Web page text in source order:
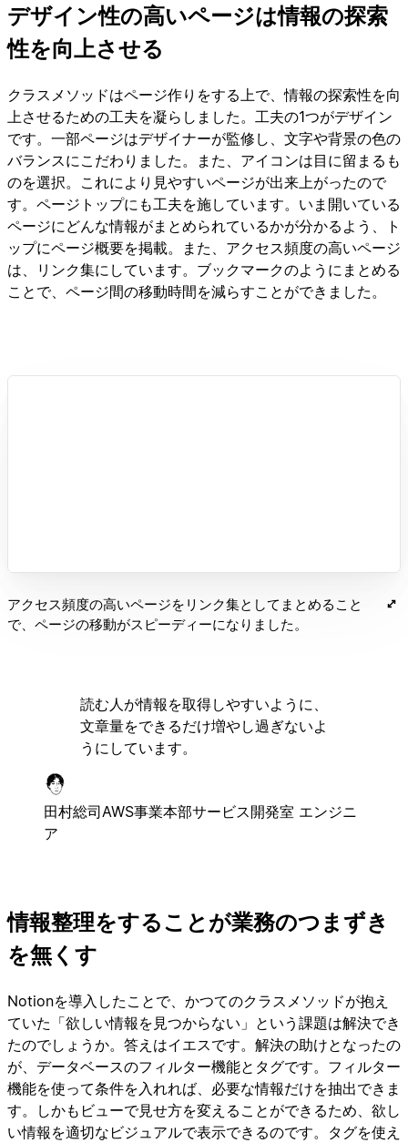
デザイン性の高いページは情報の探索
性を向上させる
クラスメソッドはページ作りをする上で、情報の探索性を向
上させるための工夫を凝らしました。工夫の1つがデザイン
です。一部ページはデザイナーが監修し、文字や背景の色の
バランスにこだわりました。また、アイコンは目に留まるも
のを選択。これにより見やすいページが出来上がったので
す。ページトップにも工夫を施しています。いま開いている
ページにどんな情報がまとめられているかが分かるよう、ト
ップにページ概要を掲載。また、アクセス頻度の高いページ
は、リンク集にしています。ブックマークのようにまとめる
ことで、ページ間の移動時間を減らすことができました。
アクセス頻度の高いページをリンク集としてまとめること
で、ページの移動がスピーディーになりました。
読む人が情報を取得しやすいように、
文章量をできるだけ増やし過ぎないよ
うにしています。
田村総司AWS事業本部サービス開発室 エンジニ
ア
情報整理をすることが業務のつまずき
を無くす
Notionを導入したことで、かつてのクラスメソッドが抱え
ていた「欲しい情報を見つからない」という課題は解決でき
たのでしょうか。答えはイエスです。解決の助けとなったの
が、データベースのフィルター機能とタグです。フィルター
機能を使って条件を入れれば、必要な情報だけを抽出できま
す。しかもビューで見せ方を変えることができるため、欲し
い情報を適切なビジュアルで表示できるのです。タグを使え